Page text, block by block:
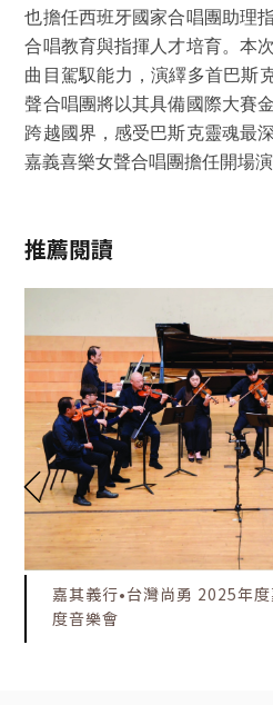
也擔任西班牙國家合唱團助理
合唱教育與指揮人才培育。本
曲目駕馭能力，演繹多首巴斯
聲合唱團將以其具備國際大賽
跨越國界，感受巴斯克靈魂最
嘉義喜樂女聲合唱團擔任開場演
推薦閱讀
嘉其義行•台灣尚勇 2025年
度音樂會